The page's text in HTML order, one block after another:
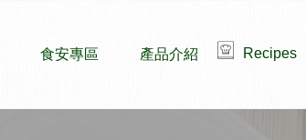
食安專區 產品介紹 Recipes